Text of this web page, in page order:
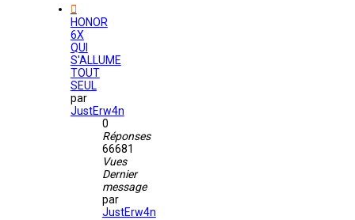
HONOR
6X
QUI
S'ALLUME
TOUT
SEUL
par
JustErw4n
0
Réponses
66681
Vues
Dernier
message
par
JustErw4n